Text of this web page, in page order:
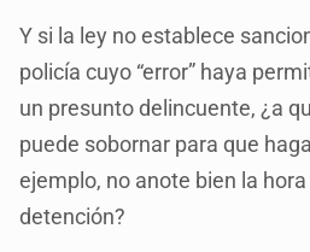
Y si la ley no establece
policía cuyo “error” haya
un presunto delincuente, ¿a
puede sobornar para que
ejemplo, no anote bien la
detención?